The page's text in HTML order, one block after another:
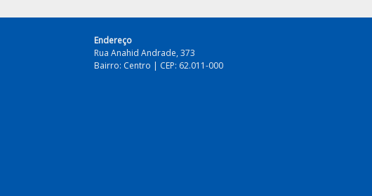
Endereço
Rua Anahid Andrade, 373
Bairro: Centro | CEP: 62.011-000